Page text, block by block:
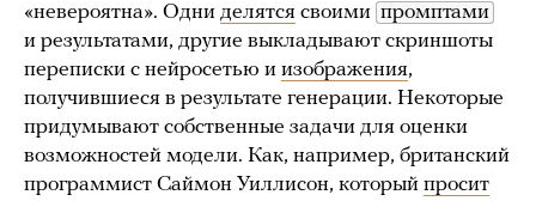
«невероятна». Одни делятся своими промптами
и результатами, другие выкладывают скриншоты
переписки с нейросетью и изображения,
получившиеся в результате генерации. Некоторые
придумывают собственные задачи для оценки
возможностей модели. Как, например, британский
программист Саймон Уиллисон, который просит